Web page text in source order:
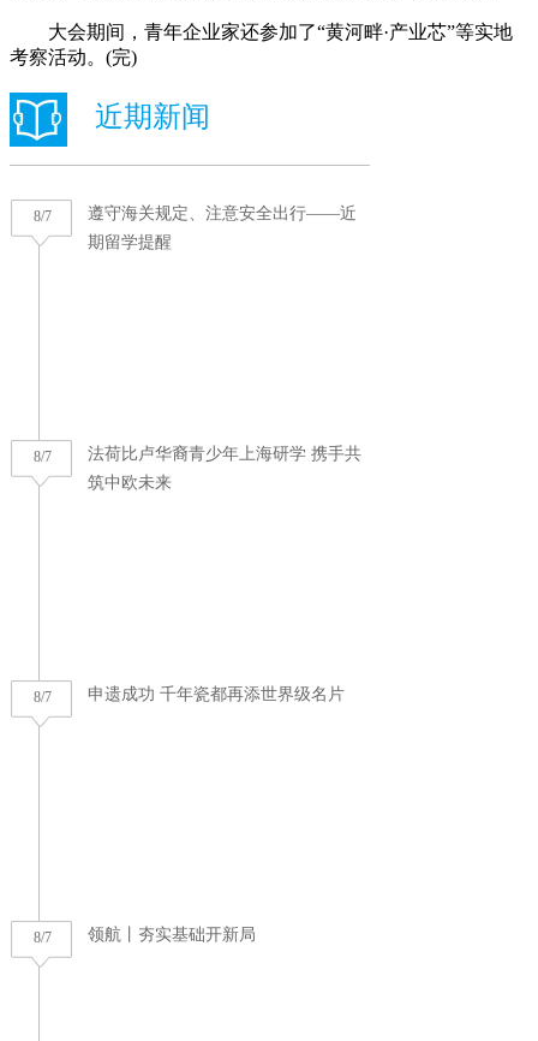
大会期间，青年企业家还参加了“黄河畔·产业芯”等实地
考察活动。(完)